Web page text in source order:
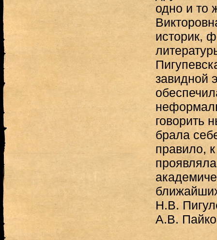
одно и то
историк,
завидной
говорить
брала
правило,
Н.В.
А.В.